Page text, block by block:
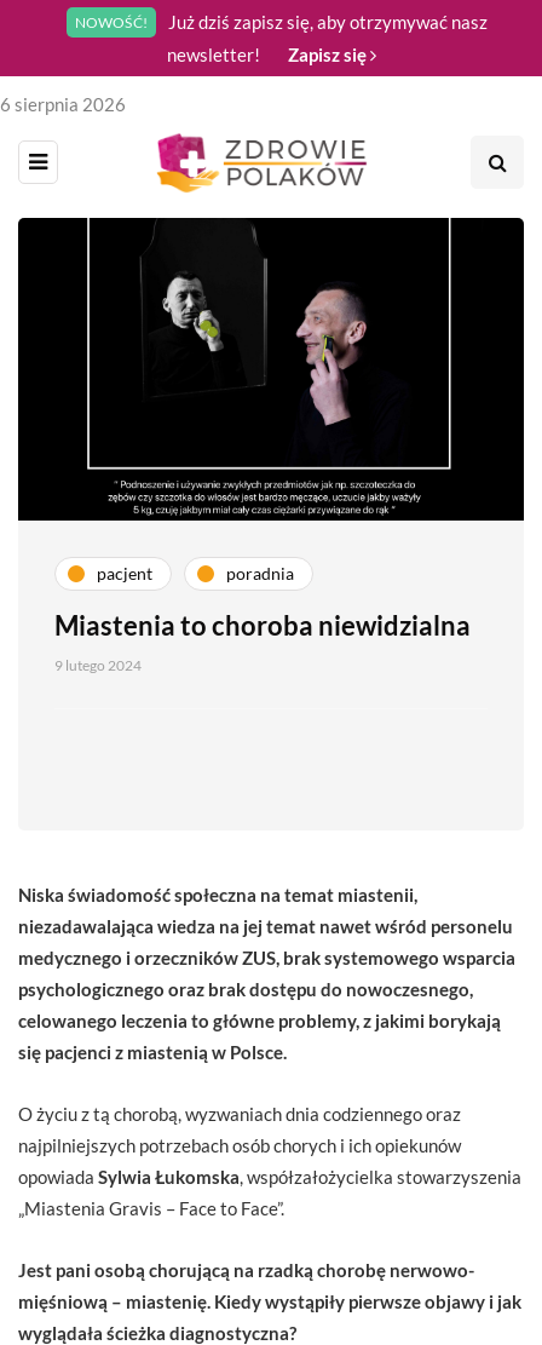
NOWOŚĆ!
Już dziś zapisz się, aby otrzymywać nasz
newsletter!
Zapisz się
6 sierpnia 2026
pacjent poradnia
Miastenia to choroba niewidzialna
9 lutego 2024
Niska świadomość społeczna na temat miastenii,
niezadawalająca wiedza na jej temat nawet wśród personelu
medycznego i orzeczników ZUS, brak systemowego wsparcia
psychologicznego oraz brak dostępu do nowoczesnego,
celowanego leczenia to główne problemy, z jakimi borykają
się pacjenci z miastenią w Polsce.
O życiu z tą chorobą, wyzwaniach dnia codziennego oraz
najpilniejszych potrzebach osób chorych i ich opiekunów
opowiada Sylwia Łukomska , współzałożycielka stowarzyszenia
„Miastenia Gravis – Face to Face”.
Jest pani osobą chorującą na rzadką chorobę nerwowo-
mięśniową – miastenię. Kiedy wystąpiły pierwsze objawy i jak
wyglądała ścieżka diagnostyczna?